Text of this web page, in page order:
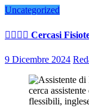
Uncategorized
👨‍⚕️👩‍⚕️ Cercasi
9 Dicembre 2024